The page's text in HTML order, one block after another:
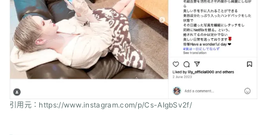
引用元：https://www.instagram.com/p/Cs-AIgbSv2f/